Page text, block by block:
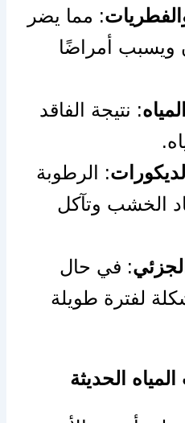
: مما يضر
ويسبب أمراضًا
: نتيجة الفاقد
: الرطوبة
الخشب وتآكل
: في حال
لفترة طويلة
الحديثة